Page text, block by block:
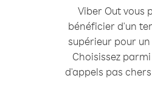
Viber Out vous
bénéficier d'un
supérieur pour
Choisissez
d'appels pas